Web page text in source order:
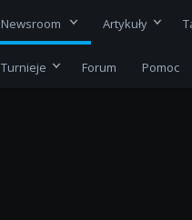
Newsroom Artykuły
Turnieje Forum Pomoc